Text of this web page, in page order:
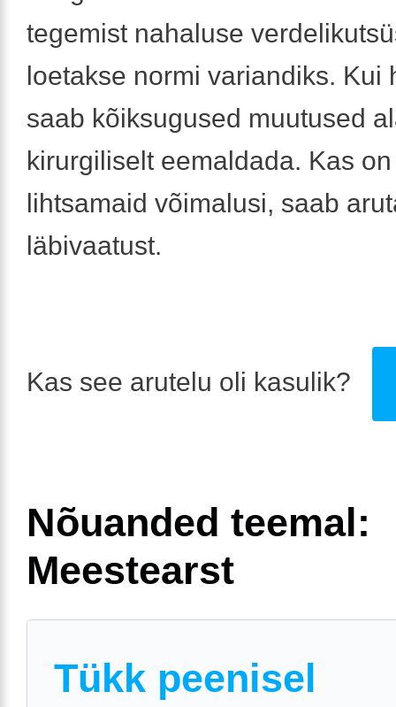
tegemist nahaluse
loetakse normi variandiks. Kui
saab kõiksugused muutused
kirurgiliselt eemaldada. Kas
lihtsamaid võimalusi, saab
läbivaatust.
Kas see arutelu oli kasulik?
Nõuanded teemal:
Meestearst
Tükk peenisel